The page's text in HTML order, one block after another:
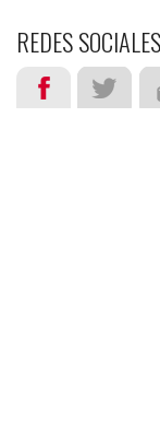
REDES SOCIALES